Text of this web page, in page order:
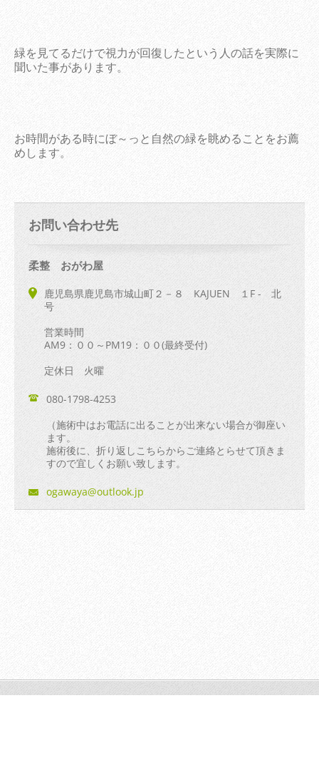
緑を見てるだけで視力が回復したという人の話を実際に
聞いた事があります。
お時間がある時にぼ～っと自然の緑を眺めることをお薦
めします。
お問い合わせ先
柔整 おがわ屋
鹿児島県鹿児島市城山町２－８ KAJUEN １F - 北
号
営業時間
AM9：００～PM19：００(最終受付)
定休日 火曜
080-1798-4253
（施術中はお電話に出ることが出来ない場合が御座い
ます。
施術後に、折り返しこちらからご連絡とらせて頂きま
すので宜しくお願い致します。
ogawaya@outlook.jp